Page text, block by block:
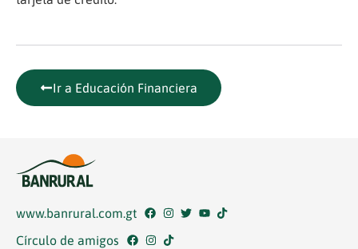
Ir a Educación Financiera
www.banrural.com.gt
Círculo de amigos